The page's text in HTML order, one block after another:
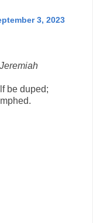
3, 2023
be duped;